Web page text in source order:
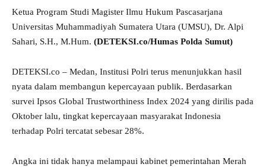
Ketua Program Studi Magister Ilmu Hukum Pascasarjana
Universitas Muhammadiyah Sumatera Utara (UMSU), Dr. Alpi
Sahari, S.H., M.Hum. (DETEKSI.co/Humas Polda Sumut)
DETEKSI.co – Medan, Institusi Polri terus menunjukkan hasil
nyata dalam membangun kepercayaan publik. Berdasarkan
survei Ipsos Global Trustworthiness Index 2024 yang dirilis pada
Oktober lalu, tingkat kepercayaan masyarakat Indonesia
terhadap Polri tercatat sebesar 28%.
Angka ini tidak hanya melampaui kabinet pemerintahan Merah